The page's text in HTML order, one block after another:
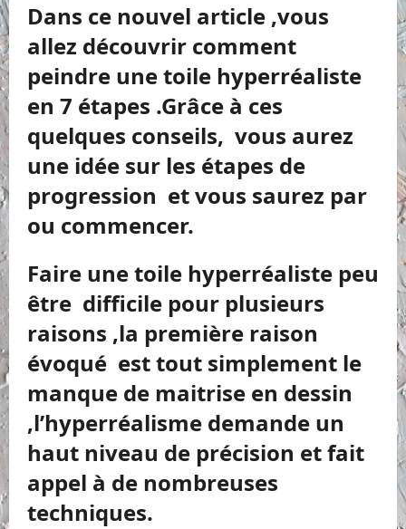
Dans ce nouvel article ,vous
allez découvrir comment
peindre une toile hyperréaliste
en 7 étapes .Grâce à ces
quelques conseils, vous aurez
une idée sur les étapes de
progression et vous saurez par
ou commencer.
Faire une toile hyperréaliste peu
être difficile pour plusieurs
raisons ,la première raison
évoqué est tout simplement le
manque de maitrise en dessin
,l’hyperréalisme demande un
haut niveau de précision et fait
appel à de nombreuses
techniques.